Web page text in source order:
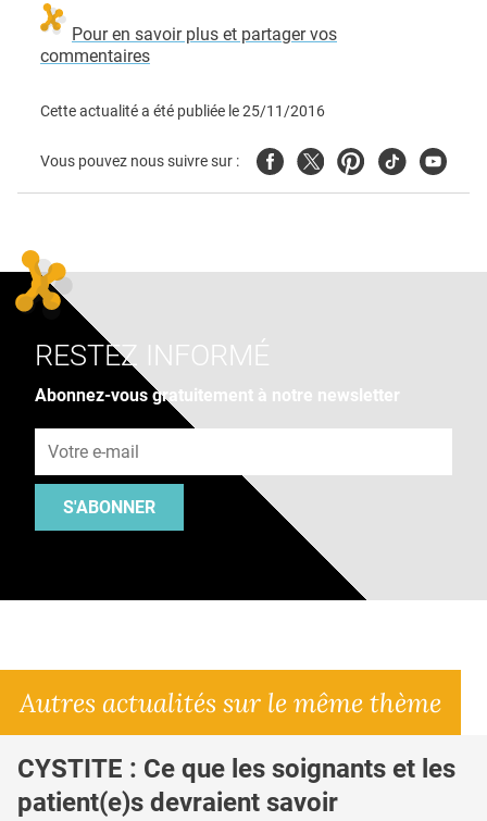
Pour en savoir plus et partager vos
commentaires
Cette actualité a été publiée le25/11/2016
Vous pouvez nous suivre sur : FacebookTwitterPinterest
TiktokYoutube
RESTEZ INFORMÉ
Abonnez-vous gratuitement à notre newsletter
S'ABONNER
Autres actualités sur le même thème
CYSTITE : Ce que les soignants et les
patient(e)s devraient savoir